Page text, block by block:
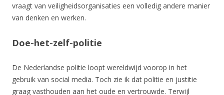
vraagt van veiligheidsorganisaties een volledig andere manier
van denken en werken.
Doe-het-zelf-politie
De Nederlandse politie loopt wereldwijd voorop in het
gebruik van social media. Toch zie ik dat politie en justitie
graag vasthouden aan het oude en vertrouwde. Terwijl